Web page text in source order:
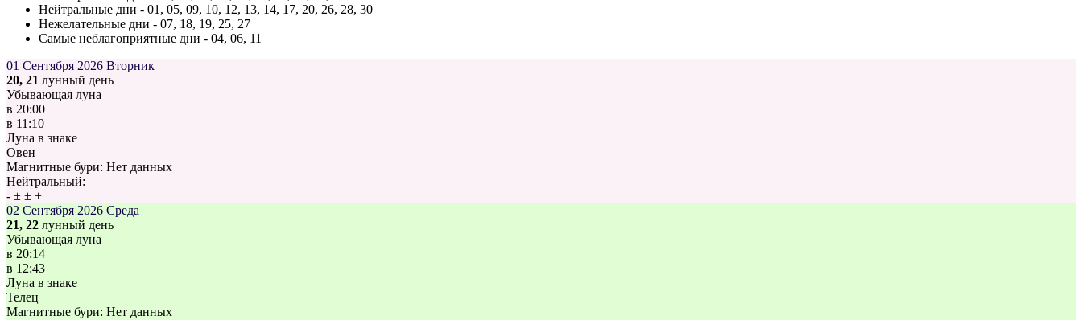
Нейтральные дни - 01, 05, 09, 10, 12, 13, 14, 17, 20, 26, 28, 30
Нежелательные дни - 07, 18, 19, 25, 27
Самые неблагоприятные дни - 04, 06, 11
01 Сентября 2026 Вторник
20, 21 лунный день
Убывающая луна
в 20:00
в 11:10
Луна в знаке
Овен
Магнитные бури: Нет данных
Нейтральный:
- ± ± +
02 Сентября 2026 Среда
21, 22 лунный день
Убывающая луна
в 20:14
в 12:43
Луна в знаке
Телец
Магнитные бури: Нет данных